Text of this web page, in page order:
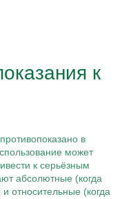
к
в
может
к серьёзным
абсолютные (когда
относительные (когда